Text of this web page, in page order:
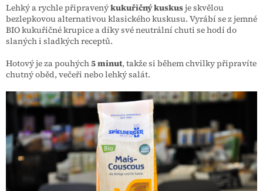
Lehký a rychle připravenýkukuřičný kuskusje skvělou
bezlepkovou alternativou klasického kuskusu. Vyrábí se z jemné
BIO kukuřičné krupice a díky své neutrální chuti se hodí do
slaných i sladkých receptů.
Hotový je za pouhých5 minut, takže si během chvilky připravíte
chutný oběd, večeři nebo lehký salát.